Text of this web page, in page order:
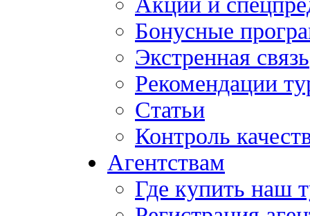
Бонусные
Экстренная связь
Рекомендации
Статьи
Контроль
Агентствам
Где купить наш